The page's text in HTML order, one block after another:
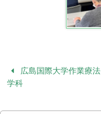
広島国際大学作業療法
学科